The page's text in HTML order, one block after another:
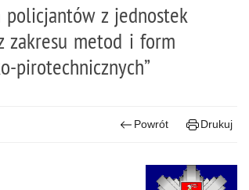
policjantów z jednostek
zakresu metod i form
pirotechnicznych”
Powrót Drukuj